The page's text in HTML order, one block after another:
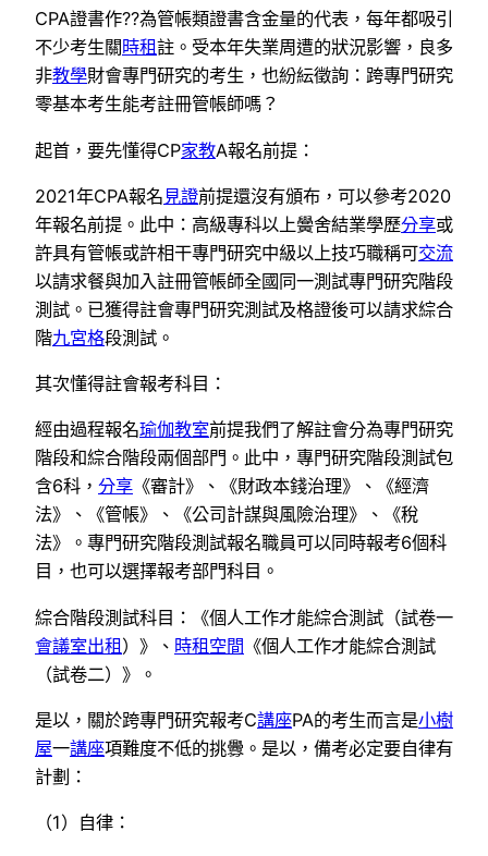
CPA證書作??為管帳類證書含金量的代表，每年都吸引
不少考生關 時租註。受本年失業周遭的狀況影響，良多
非教學財會專門研究的考生，也紛紜徵詢：跨專門研究
零基本考生能考註冊管帳師嗎？
起首，要先懂得CP家教A報名前提：
2021年CPA報名 見證前提還沒有頒布，可以參考2020
年報名前提。此中：高級專科以上黌舍結業學歷分享或
許具有管帳或許相干專門研究中級以上技巧職稱可交流
以請求餐與加入註冊管帳師全國同一測試專門研究階段
測試。已獲得註會專門研究測試及格證後可以請求綜合
階九宮格段測試。
其次懂得註會報考科目：
經由過程報名瑜伽教室前提我們了解註會分為專門研究
階段和綜合階段兩個部門。此中，專門研究階段測試包
含6科， 分享 《審計》、《財政本錢治理》、《經濟
法》、《管帳》、《公司計謀與風險治理》、《稅
法》。專門研究階段測試報名職員可以同時報考6個科
目，也可以選擇報考部門科目。
綜合階段測試科目：《個人工作才能綜合測試（試卷一
會議室出租）》、 時租空間 《個人工作才能綜合測試
（試卷二）》。
是以，關於跨專門研究報考C講座PA的考生而言是小樹
屋一講座項難度不低的挑釁。是以，備考必定要自律有
計劃：
（1）自律：